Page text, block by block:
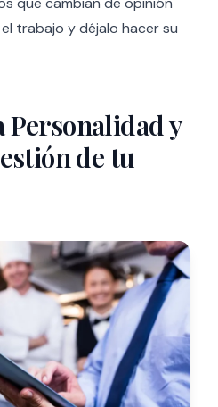
trabajo y déjalo hacer su
y
de tu